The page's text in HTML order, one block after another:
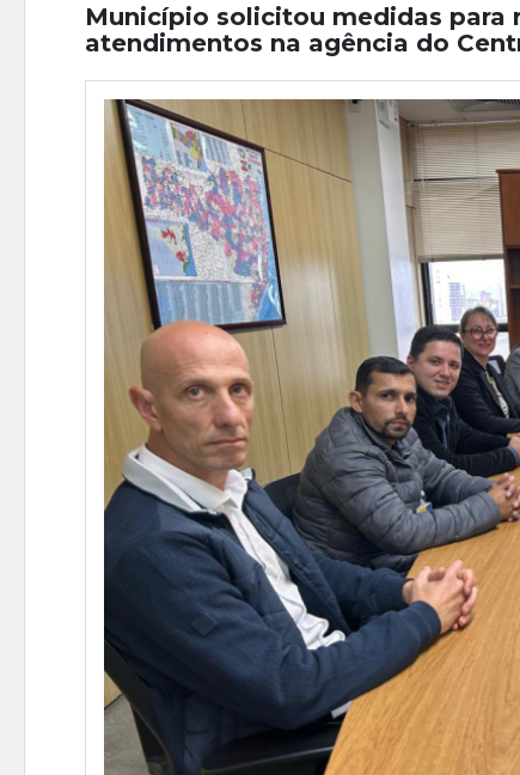
Município solicitou medidas para
atendimentos na agência do